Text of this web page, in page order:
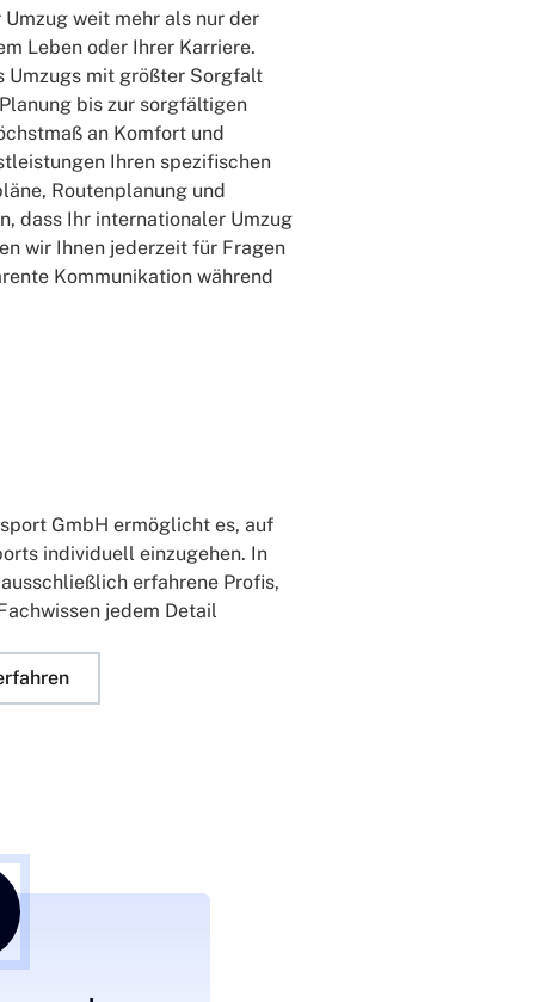
weit mehr als nur der
Leben oder Ihrer Karriere.
Umzugs mit größter Sorgfalt
bis zur sorgfältigen
an Komfort und
Ihren spezifischen
Routenplanung und
dass Ihr internationaler Umzug
wir Ihnen jederzeit für Fragen
Kommunikation während
GmbH ermöglicht es, auf
individuell einzugehen. In
erfahrene Profis,
jedem Detail